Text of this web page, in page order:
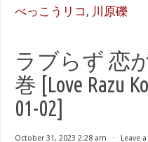
べっこうリコ , 川原礫
ラブらず 恋
巻 [Love Razu
01-02]
October 31, 2023 2:28 am ⋅ Leave